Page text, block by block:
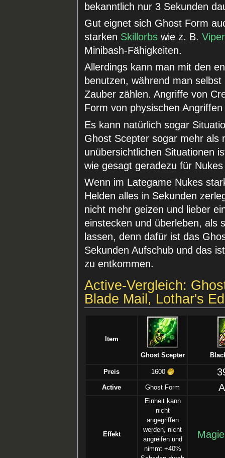
bekanntlich nur 3 Sekunden
Gut eignet sich Ghost Form
starken Skillorbs wie z. B.
Minibash-Fähigkeiten.
Allerdings kann man mit den
benutzen, während man
Zauber zählen. Angriffe von
Form von physischen
Es kann natürlich sogar
Ghost Scepter sogar mehr als
unübersichtlichen Situationen
wie gesagt geradezu für
Wenn im Lategame Nukes
Helden alles in Sekunden
nicht mehr geizen und lieber
einstecken und überleben, als
lassen, denn dafür ist das
Sekunden Aufschub und das
zu entkommen.
Active-Vergleich:
Blade Mail, Lothar's
Item
Ghost Scepter
Preis 1600
Active Ghost Form
Effekt
Einheit kann
nicht
angegriffen
werden, nicht
angreifen und
nimmt +40%